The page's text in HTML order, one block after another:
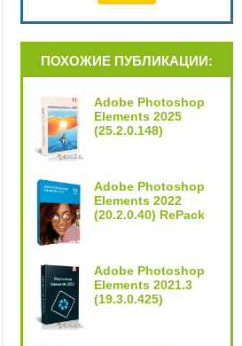
ПОХОЖИЕ ПУБЛИКАЦИИ:
Adobe Photoshop
Elements 2025
(25.2.0.148)
Adobe Photoshop
Elements 2022
(20.2.0.40) RePack
Adobe Photoshop
Elements 2021.3
(19.3.0.425)